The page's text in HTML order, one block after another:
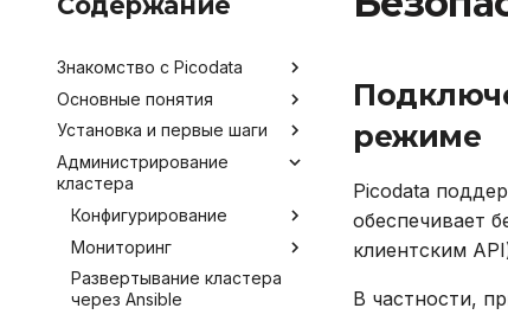
Знакомство с Picodata
Общее описание продукта
Преимущества Picodata
Сценарии использования
Picodata
Обратная связь и
получение помощи
Лицензирование
Версионирование
Основные понятия
Типы таблиц
Синхронная репликация
Установка и первые шаги
Установка Picodata
Запуск Picodata
Создание кластера
Добавление узлов
Удаление узлов
Администрирование
кластера
Конфигурирование
Обзор методов
Аргументы командной
Мониторинг
Получение данных о
кластере
Развертывание кластера
через Ansible
режиме
Picodata
обеспечивает
клиентским
В частности,